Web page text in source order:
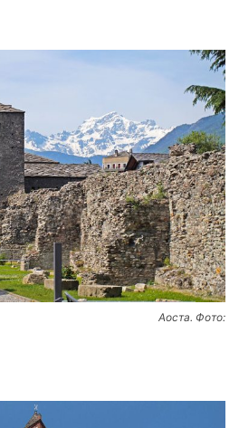
Аоста. Фото: